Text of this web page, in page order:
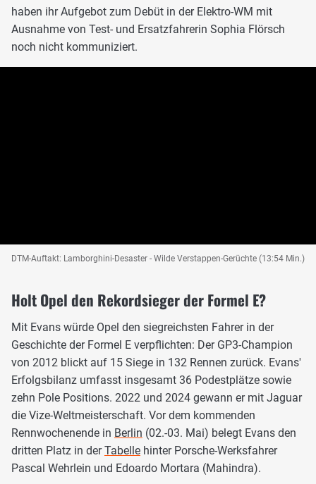
haben ihr Aufgebot zum Debüt in der Elektro-WM mit
Ausnahme von Test- und Ersatzfahrerin Sophia Flörsch
noch nicht kommuniziert.
DTM-Auftakt: Lamborghini-Desaster - Wilde Verstappen-Gerüchte (13:54 Min.)
Holt Opel den Rekordsieger der Formel E?
Mit Evans würde Opel den siegreichsten Fahrer in der
Geschichte der Formel E verpflichten: Der GP3-Champion
von 2012 blickt auf 15 Siege in 132 Rennen zurück. Evans'
Erfolgsbilanz umfasst insgesamt 36 Podestplätze sowie
zehn Pole Positions. 2022 und 2024 gewann er mit Jaguar
die Vize-Weltmeisterschaft. Vor dem kommenden
Rennwochenende in Berlin (02.-03. Mai) belegt Evans den
dritten Platz in derTabelle hinter Porsche-Werksfahrer
Pascal Wehrlein und Edoardo Mortara (Mahindra).